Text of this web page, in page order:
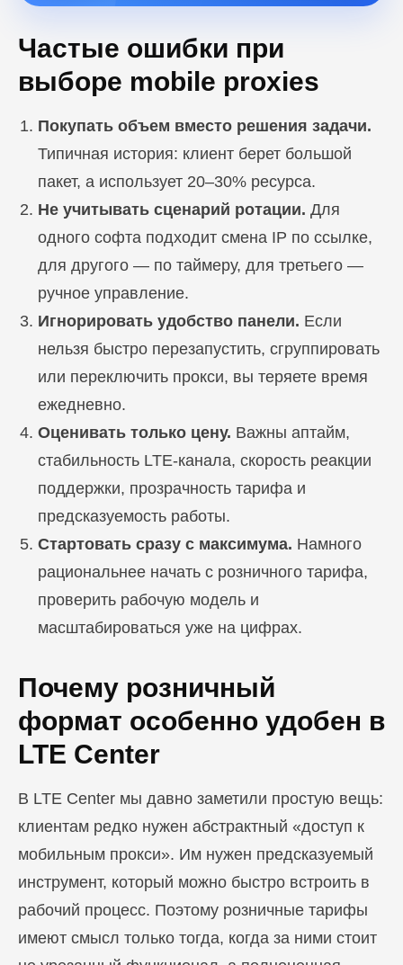
Частые ошибки при
выборе mobile proxies
Покупать объем вместо решения задачи.
Типичная история: клиент берет большой
пакет, а использует 20–30% ресурса.
Не учитывать сценарий ротации. Для
одного софта подходит смена IP по ссылке,
для другого — по таймеру, для третьего —
ручное управление.
Игнорировать удобство панели. Если
нельзя быстро перезапустить, сгруппировать
или переключить прокси, вы теряете время
ежедневно.
Оценивать только цену. Важны аптайм,
стабильность LTE-канала, скорость реакции
поддержки, прозрачность тарифа и
предсказуемость работы.
Стартовать сразу с максимума. Намного
рациональнее начать с розничного тарифа,
проверить рабочую модель и
масштабироваться уже на цифрах.
Почему розничный
формат особенно удобен в
LTE Center
В LTE Center мы давно заметили простую вещь:
клиентам редко нужен абстрактный «доступ к
мобильным прокси». Им нужен предсказуемый
инструмент, который можно быстро встроить в
рабочий процесс. Поэтому розничные тарифы
имеют смысл только тогда, когда за ними стоит